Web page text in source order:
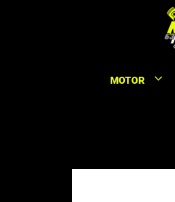
MOTOR